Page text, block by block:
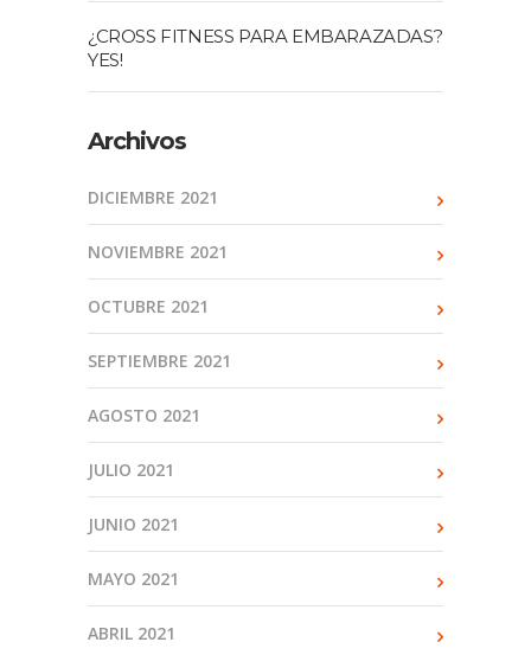
¿CROSS FITNESS PARA EMBARAZADAS?
YES!
Archivos
DICIEMBRE 2021
NOVIEMBRE 2021
OCTUBRE 2021
SEPTIEMBRE 2021
AGOSTO 2021
JULIO 2021
JUNIO 2021
MAYO 2021
ABRIL 2021